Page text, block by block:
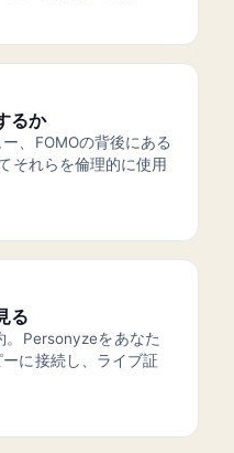
るか
、FOMOの背後にある
それらを倫理的に使用
る
。Personyzeをあなた
に接続し、ライブ証